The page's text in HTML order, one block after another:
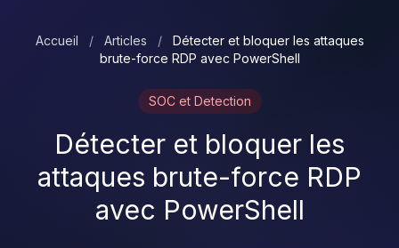
Accueil / Articles /
Détecter et bloquer les attaques
brute-force RDP avec PowerShell
SOC et Detection
Détecter et bloquer les
attaques brute-force RDP
avec PowerShell